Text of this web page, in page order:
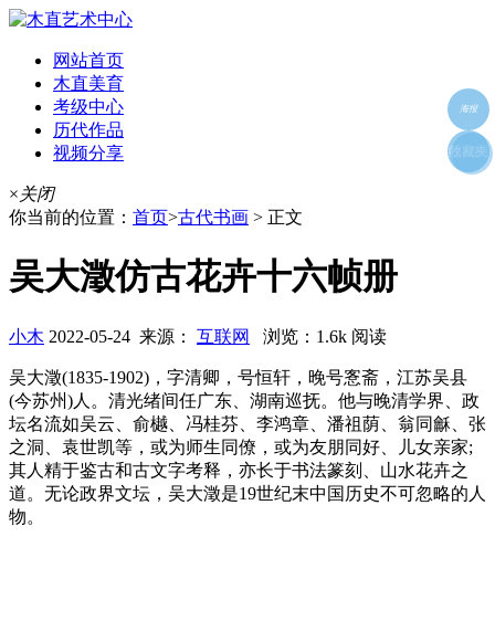
网站首页
木直美育
考级中心
历代作品
视频分享
×关闭
你当前的位置： 首页>古代书画 > 正文
吴大澂仿古花卉十六帧册
小木 2022-05-24 来源： 互联网 浏览：1.6k 阅读
吴大澂(1835-1902)，字清卿，号恒轩，晚号愙斋，江苏吴县
(今苏州)人。清光绪间任广东、湖南巡抚。他与晚清学界、政
坛名流如吴云、俞樾、冯桂芬、李鸿章、潘祖荫、翁同龢、张
之洞、袁世凯等，或为师生同僚，或为友朋同好、儿女亲家;
其人精于鉴古和古文字考释，亦长于书法篆刻、山水花卉之
道。无论政界文坛，吴大澂是19世纪末中国历史不可忽略的人
物。
海报
好友
朋友圈
收藏夹